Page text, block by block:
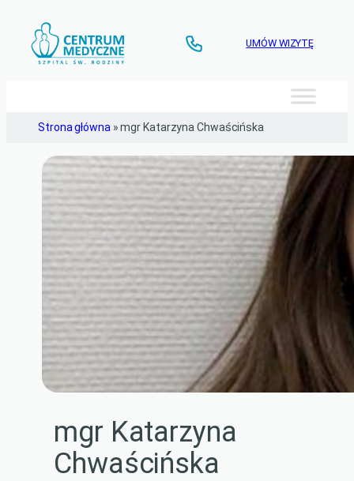
treści
UMÓW WIZYTĘ
Strona główna »mgr Katarzyna Chwaścińska
mgr Katarzyna
Chwaścińska